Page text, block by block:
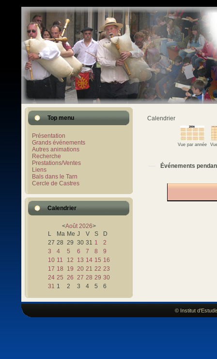
Top menu
Présentation
Grands événements
Autres animations
Recherche
Prestations/Ventes
Liens
Bals dans le Tarn
Cercle de Castres
Calendrier
<Août 2026>
L
Ma Me J V S
D
27 28 29 30 31 1
2
3
4 5 6 7 8
9
10 11 12 13 14 15 16
17 18 19 20 21 22 23
24 25 26 27 28 29 30
31 1 2 3 4 5 6
Calendrier
Vue par année
Événements
© Institut